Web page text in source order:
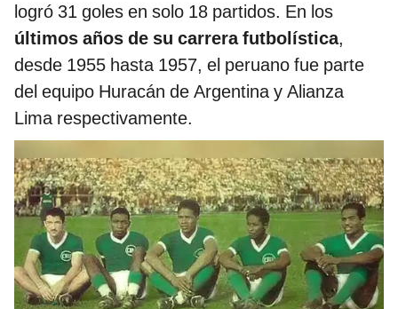
logró 31 goles en solo 18 partidos. En los
últimos años de su carrera futbolística,
desde 1955 hasta 1957, el peruano fue parte
del equipo Huracán de Argentina y Alianza
Lima respectivamente.